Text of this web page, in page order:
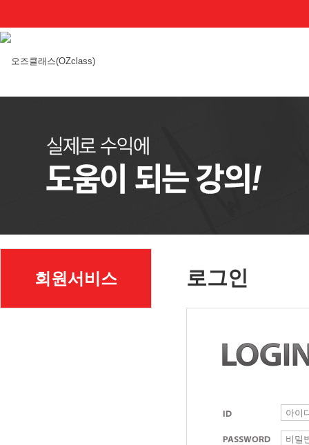
회원서비스 로그인